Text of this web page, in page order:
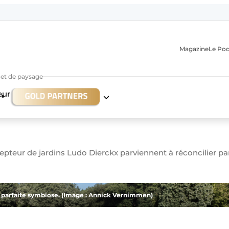
de paysage
MagazineLe
de jardins Ludo Dierckx parviennent à réconcilier
symbiose. (Image : Annick Vernimmen)